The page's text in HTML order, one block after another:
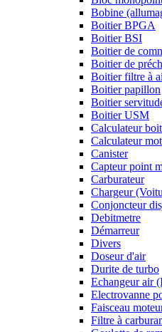
Bobine
Boitier BPGA
Boitier BSI
Boitier de
Boitier de
Boitier filtre à
Boitier papillon
Boitier
Boitier USM
Calculateur
Calculateur
Canister
Capteur point
Carburateur
Chargeur
Conjoncteur
Debitmetre
Démarreur
Divers
Doseur d'air
Durite de turbo
Echangeur air
Electrovanne
Faisceau
Filtre à